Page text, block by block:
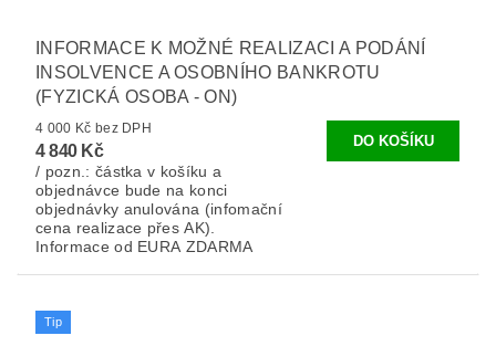
INFORMACE K MOŽNÉ REALIZACI A PODÁNÍ
INSOLVENCE A OSOBNÍHO BANKROTU
(FYZICKÁ OSOBA - ON)
4 000 Kč bez DPH
4 840 Kč
/ pozn.: částka v košíku a
objednávce bude na konci
objednávky anulována (infomační
cena realizace přes AK).
Informace od EURA ZDARMA
Tip